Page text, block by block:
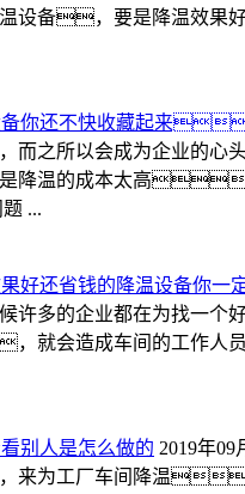
设备，要是降温效
备你还不快收藏起来
而之所以会成为企业的
降温的成本太高
...
好还省钱的降温设备你一
多的企业都在为找一
就会造成车间的工作
别人是怎么做的 2019年09
来为工厂车间降温